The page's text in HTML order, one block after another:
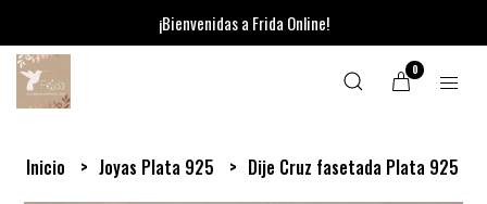
¡Bienvenidas a Frida Online!
0
Inicio Joyas Plata 925 Dije Cruz fasetada Plata 925